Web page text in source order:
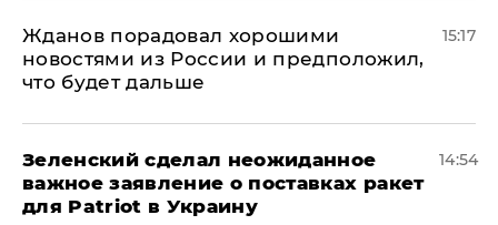
Жданов порадовал хорошими
новостями из России и предположил,
что будет дальше
15:17
Зеленский сделал неожиданное
важное заявление о поставках ракет
для Patriot в Украину
14:54